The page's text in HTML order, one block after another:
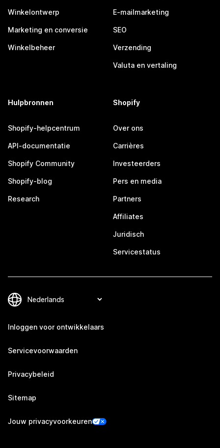
Winkelontwerp
Marketing en conversie
Winkelbeheer
E-mailmarketing
SEO
Verzending
Valuta en vertaling
Hulpbronnen
Shopify-helpcentrum
API-documentatie
Shopify Community
Shopify-blog
Research
Shopify
Over ons
Carrières
Investeerders
Pers en media
Partners
Affiliates
Juridisch
Servicestatus
Inloggen voor ontwikkelaars
Servicevoorwaarden
Privacybeleid
Sitemap
Jouw privacyvoorkeuren